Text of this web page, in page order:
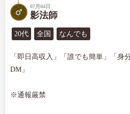
07月04日
影法師
20代 全国 なんでも
「即日高収入」「誰でも簡単」「身
DM」
※通報厳禁